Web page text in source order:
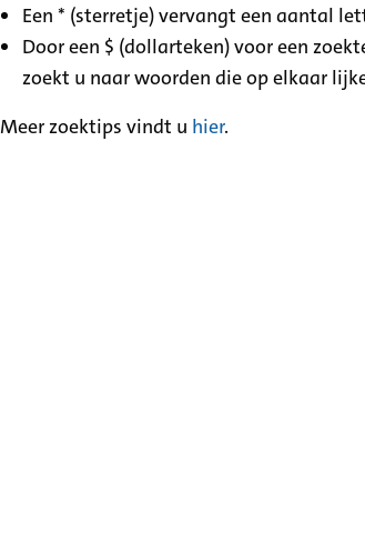
Een * (sterretje) vervangt een aantal
Door een $ (dollarteken) voor een
zoekt u naar woorden die op elkaar
Meer zoektips vindt u hier.